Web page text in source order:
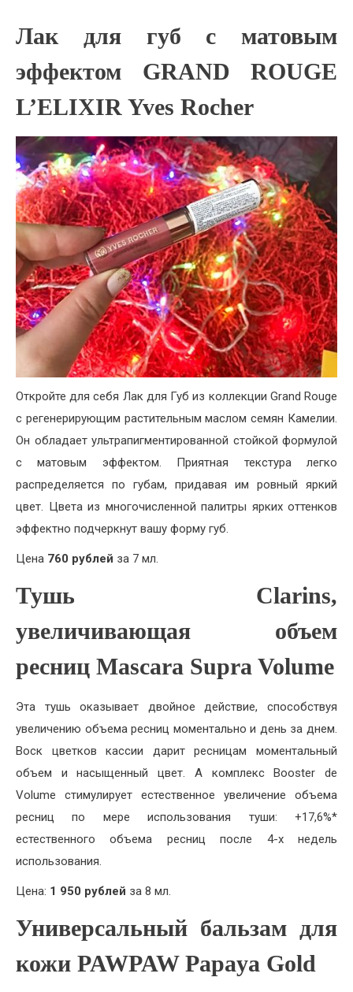
Лак для губ с матовым
эффектом GRAND ROUGE
L’ELIXIR Yves Rocher
Откройте для себя Лак для Губ из коллекции Grand Rouge
с регенерирующим растительным маслом семян Камелии.
Он обладает ультрапигментированной стойкой формулой
с матовым эффектом. Приятная текстура легко
распределяется по губам, придавая им ровный яркий
цвет. Цвета из многочисленной палитры ярких оттенков
эффектно подчеркнут вашу форму губ.
Цена 760 рублей за 7 мл.
Тушь Clarins,
увеличивающая объем
ресниц Mascara Supra Volume
Эта тушь оказывает двойное действие, способствуя
увеличению объема ресниц моментально и день за днем.
Воск цветков кассии дарит ресницам моментальный
объем и насыщенный цвет. А комплекс Booster de
Volume стимулирует естественное увеличение объема
ресниц по мере использования туши: +17,6%*
естественного объема ресниц после 4-х недель
использования.
Цена: 1 950 рублей за 8 мл.
Универсальный бальзам для
кожи PAWPAW Papaya Gold